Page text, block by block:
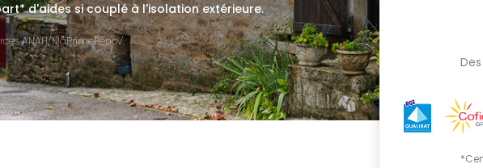
d'aides si couplé à l'isolation extérieure.
ANAH/MaPrimeRénov'.